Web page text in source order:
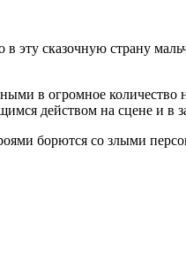
эту сказочную страну
в огромное количество
действом на сцене и в
борются со злыми